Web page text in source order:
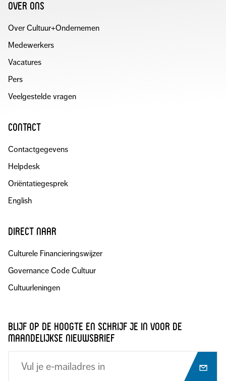
over ons
Over Cultuur+Ondernemen
Medewerkers
Vacatures
Pers
Veelgestelde vragen
contact
Contactgegevens
Helpdesk
Oriëntatiegesprek
English
direct naar
Culturele Financieringswijzer
Governance Code Cultuur
Cultuurleningen
blijf op de hoogte en schrijf je in voor de
maandelijkse nieuwsbrief